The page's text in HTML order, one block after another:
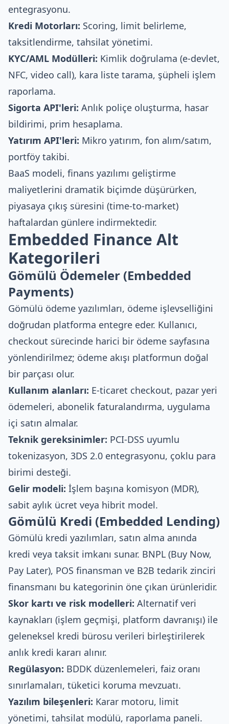
entegrasyonu.
Kredi Motorları: Scoring, limit belirleme,
taksitlendirme, tahsilat yönetimi.
KYC/AML Modülleri: Kimlik doğrulama (e-devlet,
NFC, video call), kara liste tarama, şüpheli işlem
raporlama.
Sigorta API'leri: Anlık poliçe oluşturma, hasar
bildirimi, prim hesaplama.
Yatırım API'leri: Mikro yatırım, fon alım/satım,
portföy takibi.
BaaS modeli, finans yazılımı geliştirme
maliyetlerini dramatik biçimde düşürürken,
piyasaya çıkış süresini (time-to-market)
haftalardan günlere indirmektedir.
Embedded Finance Alt
Kategorileri
Gömülü Ödemeler (Embedded
Payments)
Gömülü ödeme yazılımları, ödeme işlevselliğini
doğrudan platforma entegre eder. Kullanıcı,
checkout sürecinde harici bir ödeme sayfasına
yönlendirilmez; ödeme akışı platformun doğal
bir parçası olur.
Kullanım alanları: E-ticaret checkout, pazar yeri
ödemeleri, abonelik faturalandırma, uygulama
içi satın almalar.
Teknik gereksinimler: PCI-DSS uyumlu
tokenizasyon, 3DS 2.0 entegrasyonu, çoklu para
birimi desteği.
Gelir modeli: İşlem başına komisyon (MDR),
sabit aylık ücret veya hibrit model.
Gömülü Kredi (Embedded Lending)
Gömülü kredi yazılımları, satın alma anında
kredi veya taksit imkanı sunar. BNPL (Buy Now,
Pay Later), POS finansman ve B2B tedarik zinciri
finansmanı bu kategorinin öne çıkan ürünleridir.
Skor kartı ve risk modelleri: Alternatif veri
kaynakları (işlem geçmişi, platform davranışı) ile
geleneksel kredi bürosu verileri birleştirilerek
anlık kredi kararı alınır.
Regülasyon: BDDK düzenlemeleri, faiz oranı
sınırlamaları, tüketici koruma mevzuatı.
Yazılım bileşenleri: Karar motoru, limit
yönetimi, tahsilat modülü, raporlama paneli.